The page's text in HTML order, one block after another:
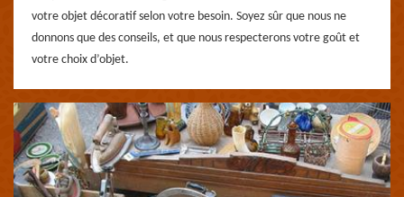
votre objet décoratif selon votre besoin. Soyez sûr que nous ne
donnons que des conseils, et que nous respecterons votre goût et
votre choix d’objet.